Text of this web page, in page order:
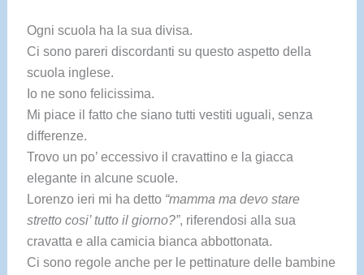
Ogni scuola ha la sua divisa.
Ci sono pareri discordanti su questo aspetto della
scuola inglese.
Io ne sono felicissima.
Mi piace il fatto che siano tutti vestiti uguali, senza
differenze.
Trovo un po’ eccessivo il cravattino e la giacca
elegante in alcune scuole.
Lorenzo ieri mi ha detto “mamma ma devo stare
stretto cosi’ tutto il giorno?”, riferendosi alla sua
cravatta e alla camicia bianca abbottonata.
Ci sono regole anche per le pettinature delle bambine